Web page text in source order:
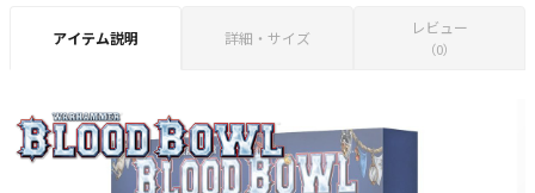
アイテム説明 詳細・サイズ
レビュー
（0）